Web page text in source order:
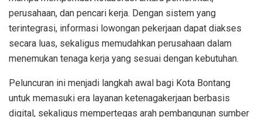
perusahaan, dan pencari kerja. Dengan sistem yang
terintegrasi, informasi lowongan pekerjaan dapat diakses
secara luas, sekaligus memudahkan perusahaan dalam
menemukan tenaga kerja yang sesuai dengan kebutuhan.
Peluncuran ini menjadi langkah awal bagi Kota Bontang
untuk memasuki era layanan ketenagakerjaan berbasis
digital, sekaligus mempertegas arah pembangunan sumber